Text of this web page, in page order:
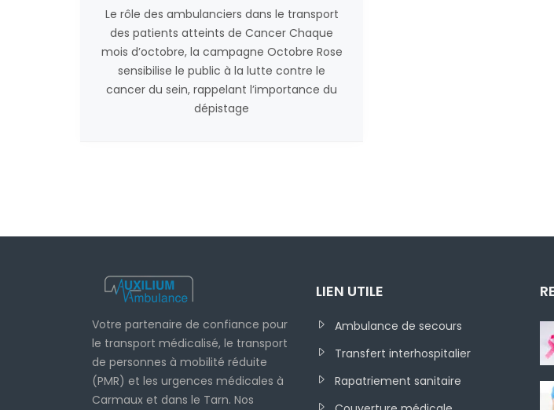
Le rôle des ambulanciers dans le transport
des patients atteints de Cancer Chaque
mois d’octobre, la campagne Octobre Rose
sensibilise le public à la lutte contre le
cancer du sein, rappelant l’importance du
dépistage
Votre partenaire de confiance pour
le transport médicalisé, le transport
de personnes à mobilité réduite
(PMR) et les urgences médicales à
Carmaux et dans le Tarn. Nos
LIEN UTILE
Ambulance de secours
Transfert interhospitalier
Rapatriement sanitaire